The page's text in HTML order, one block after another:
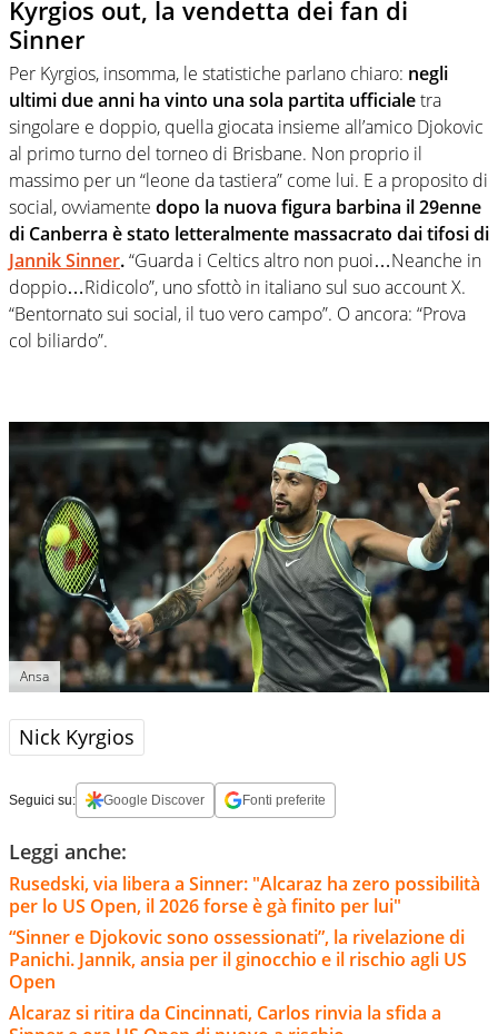
Kyrgios out, la vendetta dei fan di
Sinner
Per Kyrgios, insomma, le statistiche parlano chiaro: negli
ultimi due anni ha vinto una sola partita ufficialetra
singolare e doppio, quella giocata insieme all’amico Djokovic
al primo turno del torneo di Brisbane. Non proprio il
massimo per un “leone da tastiera” come lui. E a proposito di
social, ovviamente dopo la nuova figura barbina il 29enne
di Canberra è stato letteralmente massacrato dai tifosi di
Jannik Sinner.“Guarda i Celtics altro non puoi…Neanche in
doppio…Ridicolo”, uno sfottò in italiano sul suo account X.
“Bentornato sui social, il tuo vero campo”. O ancora: “Prova
col biliardo”.
Ansa
Nick Kyrgios
Seguici su: Google Discover Fonti preferite
Leggi anche:
Rusedski, via libera a Sinner: "Alcaraz ha zero possibilità
per lo US Open, il 2026 forse è gà finito per lui"
“Sinner e Djokovic sono ossessionati”, la rivelazione di
Panichi. Jannik, ansia per il ginocchio e il rischio agli US
Open
Alcaraz si ritira da Cincinnati, Carlos rinvia la sfida a